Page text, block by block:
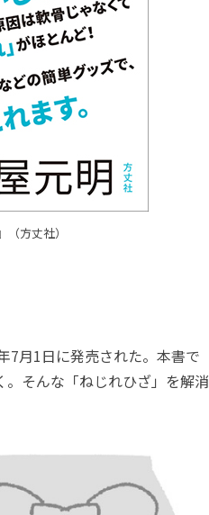
方丈社）
7月1日に発売された。本書で
そんな「ねじれひざ」を解消